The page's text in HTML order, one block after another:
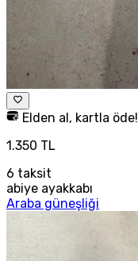
Elden al, kartla öde!
1.350 TL
6 taksit
abiye ayakkabı
Araba güneşliği